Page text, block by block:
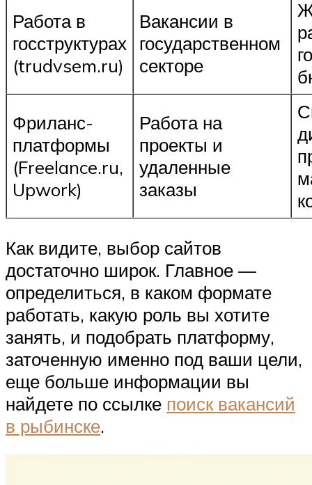
Работа в
госструктурах
(trudvsem.ru)
Вакансии в
государственном
секторе
Фриланс-
платформы
(Freelance.ru,
Upwork)
Работа на
проекты и
удаленные
заказы
Как видите, выбор сайтов
достаточно широк. Главное —
определиться, в каком формате
работать, какую роль вы хотите
занять, и подобрать платформу,
заточенную именно под ваши цели,
еще больше информации вы
найдете по ссылке поиск вакансий
в рыбинске.